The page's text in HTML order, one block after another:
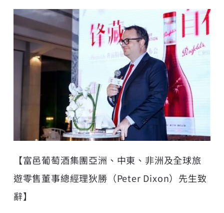
【富邑葡萄酒集團亞洲、中東、非洲及全球旅
遊零售董事總經理狄勝（Peter Dixon）先生致
辭】